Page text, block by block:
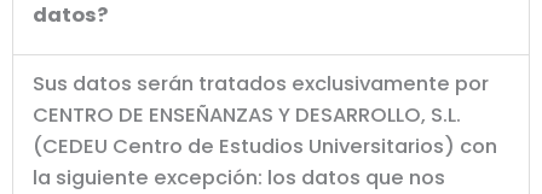
datos?
Sus datos serán tratados exclusivamente por
CENTRO DE ENSEÑANZAS Y DESARROLLO, S.L.
(CEDEU Centro de Estudios Universitarios) con
la siguiente excepción: los datos que nos